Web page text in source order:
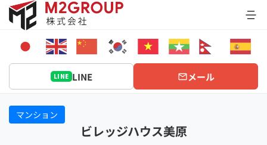
Bỏ
qua
dung
LINE LINE メール
マンション
ビレッジハウス美原